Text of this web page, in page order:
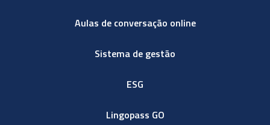
Aulas de conversação online
Sistema de gestão
ESG
Lingopass GO